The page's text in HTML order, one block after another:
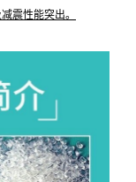
震性能突出。